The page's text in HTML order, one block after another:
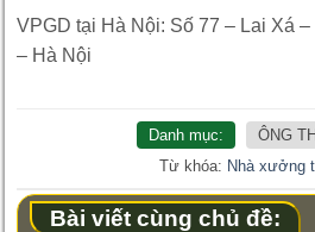
VPGD tại Hà Nội: Số 77 – Lai Xá
– Hà Nội
Danh mục:
ÔNG
Từ khóa: Nhà xưởng
Bài viết cùng chủ đề: